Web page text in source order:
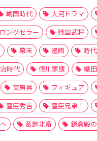
戦国時代 大河ドラマ
ロングセラー 戦国武将
幕末 漫画 時
時代 徳川家康 織
文房具 フィギュア
豊臣秀吉 豊臣兄弟！
葛飾北斎 鎌倉殿